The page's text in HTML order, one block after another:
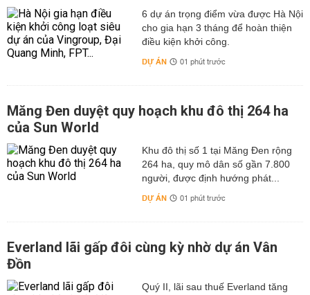
6 dự án trọng điểm vừa được Hà Nội
cho gia hạn 3 tháng để hoàn thiện
điều kiện khởi công.
DỰ ÁN 01 phút trước
Măng Đen duyệt quy hoạch khu đô thị 264 ha
của Sun World
Khu đô thị số 1 tại Măng Đen rộng
264 ha, quy mô dân số gần 7.800
người, được định hướng phát...
DỰ ÁN 01 phút trước
Everland lãi gấp đôi cùng kỳ nhờ dự án Vân
Đồn
Quý II, lãi sau thuế Everland tăng